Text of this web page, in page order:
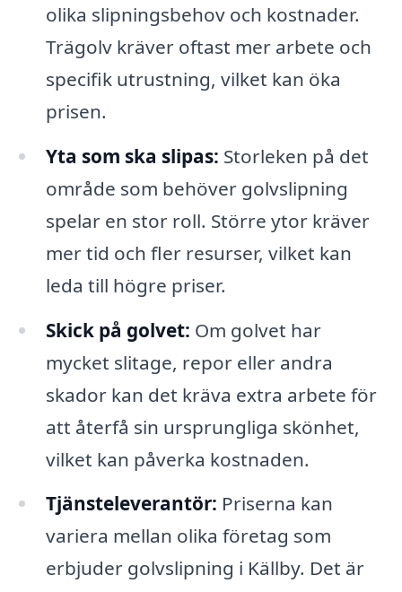
olika slipningsbehov och kostnader.
Trägolv kräver oftast mer arbete och
specifik utrustning, vilket kan öka
prisen.
Yta som ska slipas: Storleken på det
område som behöver golvslipning
spelar en stor roll. Större ytor kräver
mer tid och fler resurser, vilket kan
leda till högre priser.
Skick på golvet: Om golvet har
mycket slitage, repor eller andra
skador kan det kräva extra arbete för
att återfå sin ursprungliga skönhet,
vilket kan påverka kostnaden.
Tjänsteleverantör: Priserna kan
variera mellan olika företag som
erbjuder golvslipning i Källby. Det är